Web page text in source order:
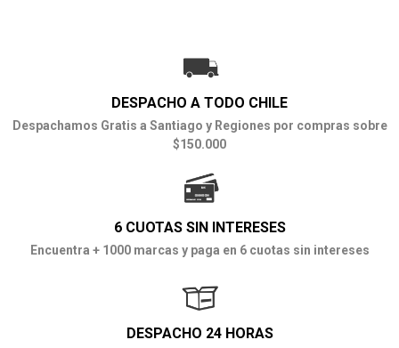
DESPACHO A TODO CHILE
Despachamos Gratis a Santiago y Regiones por compras sobre
$150.000
6 CUOTAS SIN INTERESES
Encuentra + 1000 marcas y paga en 6 cuotas sin intereses
DESPACHO 24 HORAS